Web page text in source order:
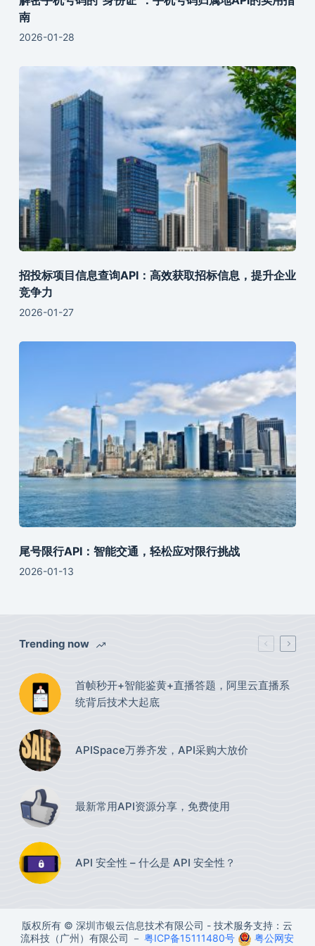
南
2026-01-28
招投标项目信息查询API：高效获取招标信息，提升企业
竞争力
2026-01-27
尾号限行API：智能交通，轻松应对限行挑战
2026-01-13
Trending now
首帧秒开+智能鉴黄+直播答题，阿里云直播系
统背后技术大起底
APISpace万券齐发，API采购大放价
最新常用API资源分享，免费使用​
API 安全性 – 什么是 API 安全性？
版权所有 © 深圳市银云信息技术有限公司 - 技术服务支持：云
流科技（广州）有限公司 －粤ICP备15111480号 粤公网安